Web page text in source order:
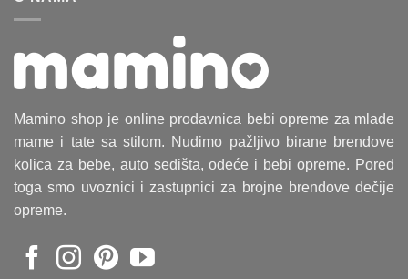
Mamino shop je online prodavnica bebi opreme za mlade
mame i tate sa stilom. Nudimo pažljivo birane brendove
kolica za bebe, auto sedišta, odeće i bebi opreme. Pored
toga smo uvoznici i zastupnici za brojne brendove dečije
opreme.